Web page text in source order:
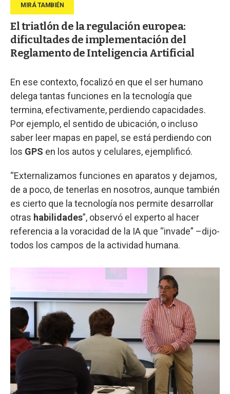
El triatlón de la regulación europea:
dificultades de implementación del
Reglamento de Inteligencia Artificial
En ese contexto, focalizó en que el ser humano
delega tantas funciones en la tecnología que
termina, efectivamente, perdiendo capacidades.
Por ejemplo, el sentido de ubicación, o incluso
saber leer mapas en papel, se está perdiendo con
los GPS en los autos y celulares, ejemplificó.
“Externalizamos funciones en aparatos y dejamos,
de a poco, de tenerlas en nosotros, aunque también
es cierto que la tecnología nos permite desarrollar
otras habilidades”, observó el experto al hacer
referencia a la voracidad de la IA que “invade” –dijo-
todos los campos de la actividad humana.